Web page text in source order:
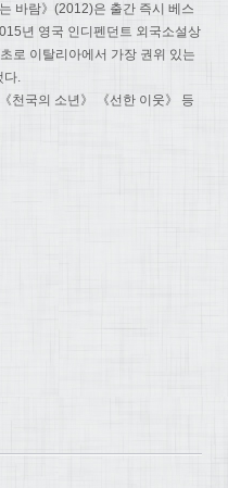
바람》(2012)은 출간 즉시 베스
년 영국 인디펜던트 외국소설상
로 이탈리아에서 가장 권위 있는
다.
천국의 소년》 《선한 이웃》 등